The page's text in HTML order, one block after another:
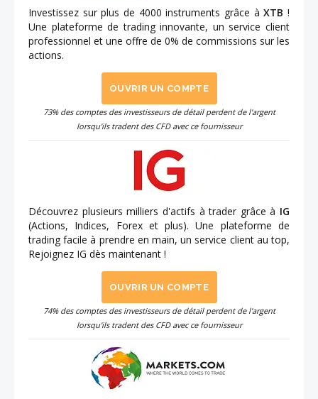
Investissez sur plus de 4000 instruments grâce àXTB !
Une plateforme de trading innovante, un service client
professionnel et une offre de 0% de commissions sur les
actions.
OUVRIR UN COMPTE
73% des comptes des investisseurs de détail perdent de l'argent
lorsqu'ils tradent des CFD avec ce fournisseur
Découvrez plusieurs milliers d'actifs à trader grâce à IG
(Actions, Indices, Forex et plus). Une plateforme de
trading facile à prendre en main, un service client au top,
Rejoignez IG dès maintenant !
OUVRIR UN COMPTE
74% des comptes des investisseurs de détail perdent de l'argent
lorsqu'ils tradent des CFD avec ce fournisseur